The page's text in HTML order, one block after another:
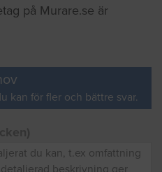
på Murare.se är
kan för fler och bättre svar.